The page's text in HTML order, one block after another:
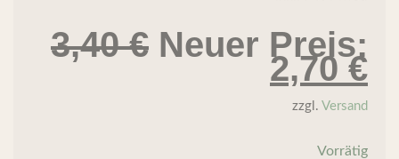
3,40€ Neuer Preis:
2,70€
zzgl. Versand
Vorrätig